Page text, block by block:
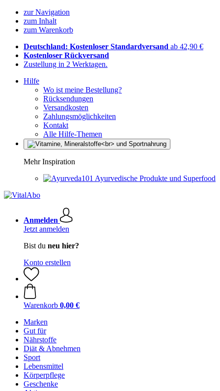
zur Navigation
zum Inhalt
zum Warenkorb
Deutschland: Kostenloser Standardversand ab 42,90 €
Kostenloser Rückversand
Zustellung in 2 Werktagen.
Hilfe
Wo ist meine Bestellung?
Rücksendungen
Versandkosten
Zahlungsmöglichkeiten
Kontakt
Alle Hilfe-Themen
Mehr Inspiration
Ayurvedische Produkte und Superfood
Anmelden
Jetzt anmelden
Bist du neu hier?
Konto erstellen
Warenkorb 0,00 €
Marken
Gut für
Nährstoffe
Diät & Abnehmen
Sport
Lebensmittel
Körperpflege
Geschenke